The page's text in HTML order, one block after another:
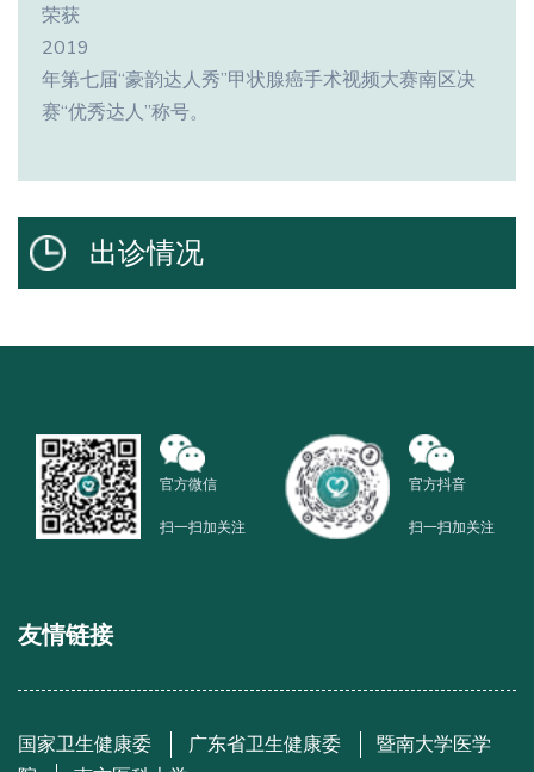
荣获
2019
年第七届“豪韵达人秀”甲状腺癌手术视频大赛南区决
赛“优秀达人”称号。
出诊情况
官方微信
扫一扫加关注
官方抖音
扫一扫加关注
友情链接
国家卫生健康委 广东省卫生健康委
暨南大学医学